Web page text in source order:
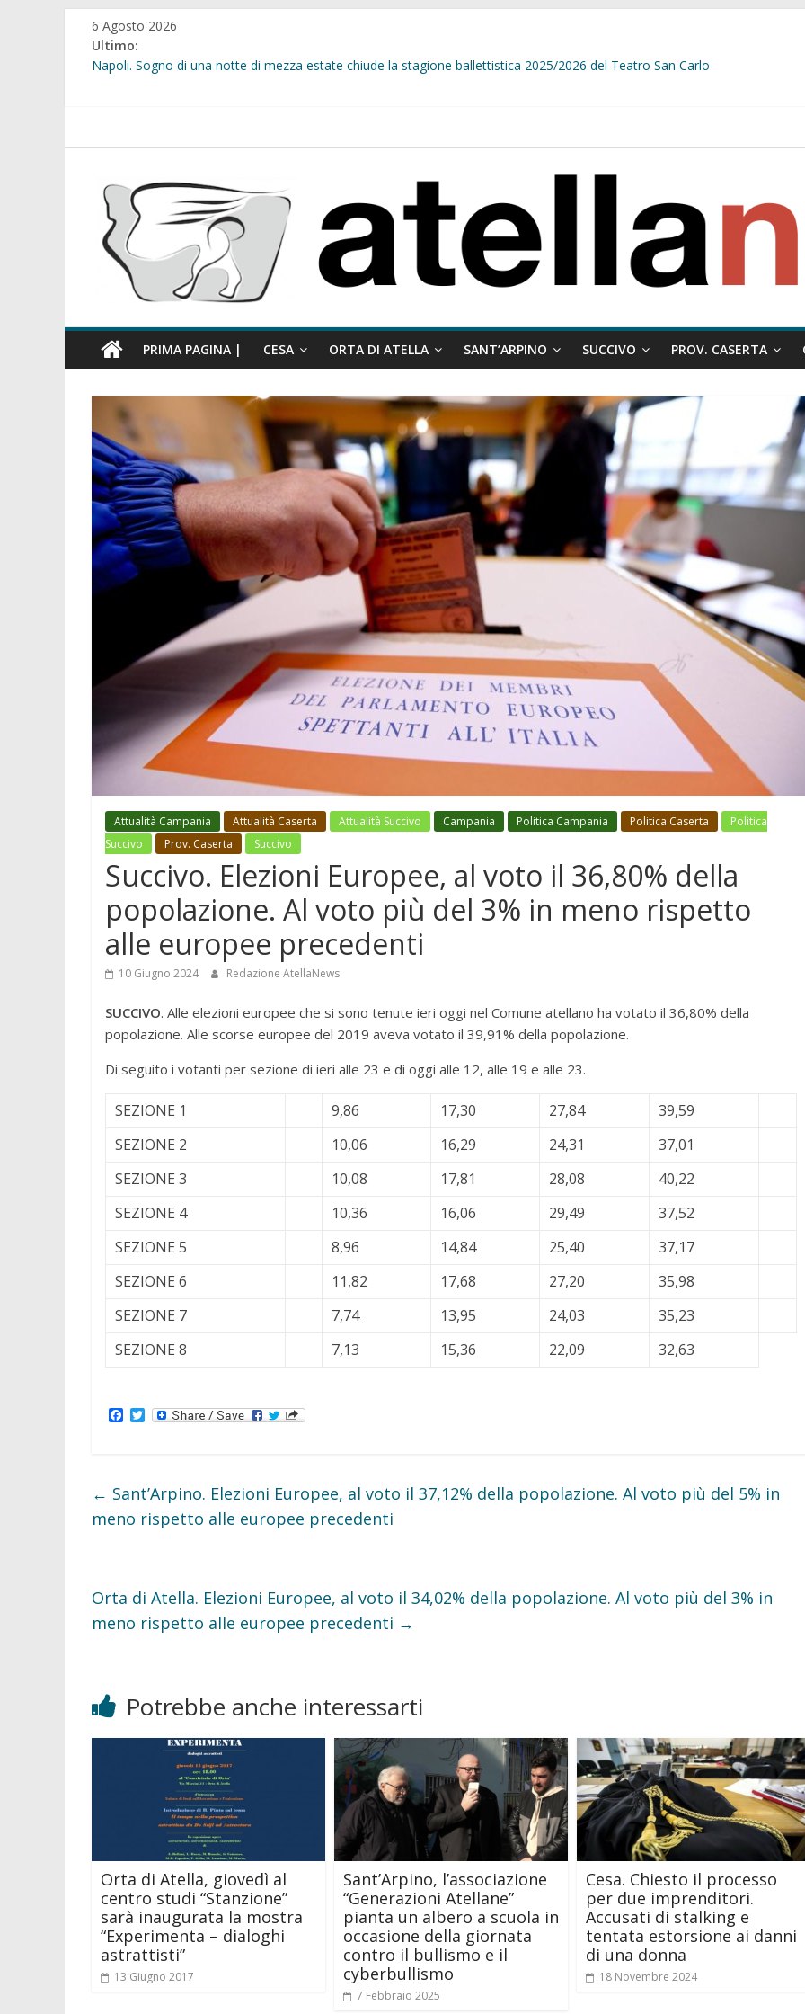
Salta
contenuto
6 Agosto 2026
Ultimo:
Napoli. Sogno di una notte di mezza estate chiude la stagione ballettistica 2025/2026 del Teatro San Carlo
Sant’Arpino. Sicurezza urbana: al via l’installazione delle prime telecamere di videosorveglianza. Belardo:”Diamo una
atellanews.it
PRIMA PAGINA | CESA ORTA DI ATELLA SANT’ARPINO SUCCIVO PROV. CASERTA
Attualità Campania Attualità Caserta Attualità Succivo Campania Politica Campania Politica Caserta
Politica
Succivo
Prov. Caserta Succivo
Succivo. Elezioni Europee, al voto il 36,80% della
popolazione. Al voto più del 3% in meno rispetto
alle europee precedenti
10 Giugno 2024 Redazione AtellaNews
SUCCIVO. Alle elezioni europee che si sono tenute ieri oggi nel Comune atellano ha votato il 36,80% della
popolazione. Alle scorse europee del 2019 aveva votato il 39,91% della popolazione.
Di seguito i votanti per sezione di ieri alle 23 e di oggi alle 12, alle 19 e alle 23.
SEZIONE 1 9,86 17,30 27,84
39,59
SEZIONE 2
10,06 16,29 24,31
37,01
SEZIONE 3
10,08 17,81 28,08
40,22
SEZIONE 4
10,36 16,06 29,49
37,52
SEZIONE 5
8,96 14,84 25,40
37,17
SEZIONE 6
11,82 17,68 27,20
35,98
SEZIONE 7
7,74 13,95 24,03
35,23
SEZIONE 8
7,13 15,36 22,09 32,63
o
o
k
T
e
r
← Sant’Arpino. Elezioni Europee, al voto il 37,12% della popolazione. Al voto più del 5% in
meno rispetto alle europee precedenti
Orta di Atella. Elezioni Europee, al voto il 34,02% della popolazione. Al voto più del 3% in
meno rispetto alle europee precedenti →
Potrebbe anche interessarti
Orta di Atella, giovedì al
centro studi “Stanzione”
sarà inaugurata la mostra
“Experimenta – dialoghi
astrattisti”
13 Giugno 2017
Sant’Arpino, l’associazione
“Generazioni Atellane”
pianta un albero a scuola in
occasione della giornata
contro il bullismo e il
cyberbullismo
7 Febbraio 2025
Cesa. Chiesto il processo
per due imprenditori.
Accusati di stalking e
tentata estorsione ai danni
di una donna
18 Novembre 2024